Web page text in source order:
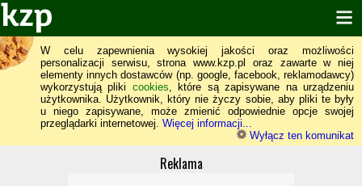
W celu zapewnienia wysokiej jakości oraz możliwości
personalizacji serwisu, strona www.kzp.pl oraz zawarte w niej
elementy innych dostawców (np. google, facebook, reklamodawcy)
wykorzystują pliki cookies, które są zapisywane na urządzeniu
użytkownika. Użytkownik, który nie życzy sobie, aby pliki te były
u niego zapisywane, może zmienić odpowiednie opcje swojej
przeglądarki internetowej. Więcej informacji...
Wyłącz ten komunikat
Reklama